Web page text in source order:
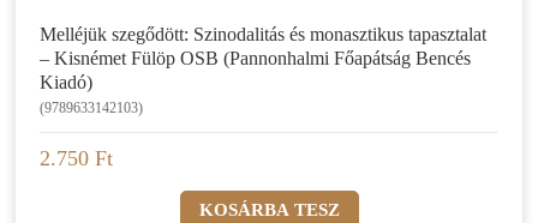
Melléjük szegődött: Szinodalitás és monasztikus tapasztalat
– Kisnémet Fülöp OSB (Pannonhalmi Főapátság Bencés
Kiadó)
(9789633142103)
2.750 Ft